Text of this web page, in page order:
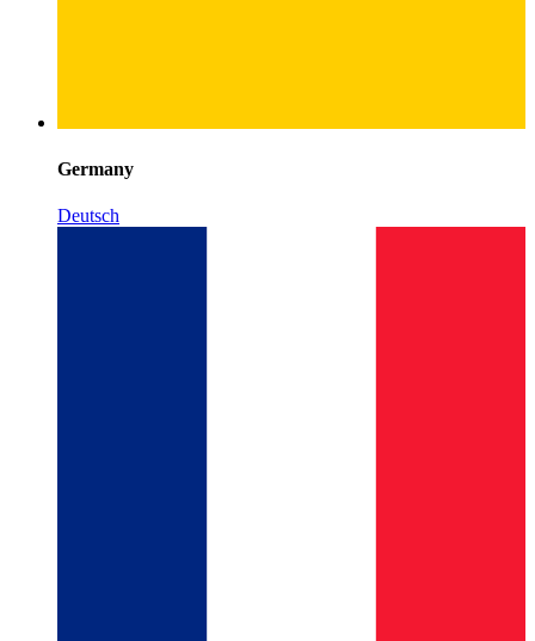
Germany
Deutsch